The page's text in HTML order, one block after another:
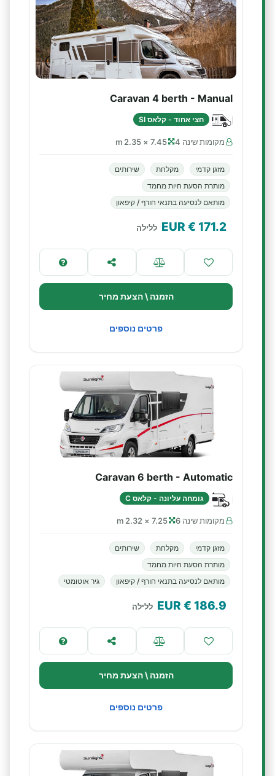
Caravan 4 berth - Manual
חצי אחוד - קלאס SI
מקומות שינה 4 7.45 × 2.35 m
מזגן קדמי מקלחת
שירותים
מותרת הסעת חיות מחמד
מותאם לנסיעה בתנאי חורף / קיפאון
171.2
€ EUR ללילה
הזמנה \ הצעת מחיר
פרטים נוספים
Caravan 6 berth - Automatic
גומחה עליונה - קלאס C
מקומות שינה 6 7.25 × 2.32 m
מזגן קדמי מקלחת
שירותים
מותרת הסעת חיות מחמד
מותאם לנסיעה בתנאי חורף / קיפאון
גיר אוטומטי
186.9
€ EUR ללילה
הזמנה \ הצעת מחיר
פרטים נוספים